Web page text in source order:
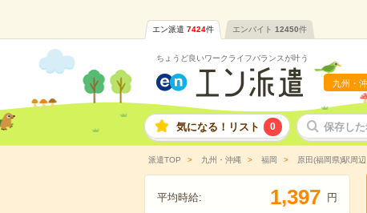
エン派遣 7424件 エンバイト 12450件
ちょうど良いワークライフバランスが叶う
九州・
気になる！リスト 0 保存し
派遣TOP 九州・沖縄 福岡 原田(福岡県)駅周辺
平均時給: 1,397 円